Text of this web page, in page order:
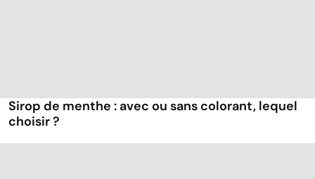
Sirop de menthe : avec ou sans colorant, lequel
choisir ?